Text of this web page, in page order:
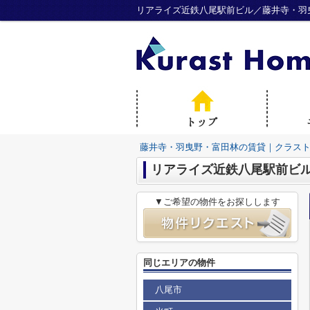
リアライズ近鉄八尾駅前ビル／藤井寺・
藤井寺・羽曳野・富田林の賃貸｜クラス
リアライズ近鉄八尾駅前ビ
▼ご希望の物件をお探しします
同じエリアの物件
八尾市